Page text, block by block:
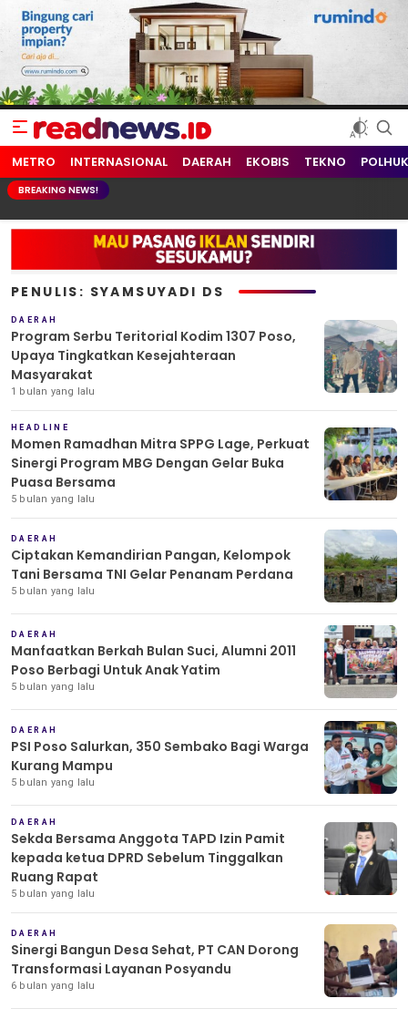
readnews.id
Berita Terkini, Update Terbaru Hari ini dari Indonesia dan Dunia
METRO INTERNASIONAL DAERAH EKOBIS TEKNO
BREAKING NEWS!
PENULIS: SYAMSUYADI DS
DAERAH
Program Serbu Teritorial Kodim 1307 Poso,
Upaya Tingkatkan Kesejahteraan
Masyarakat
1 bulan yang lalu
HEADLINE
Momen Ramadhan Mitra SPPG Lage, Perkuat
Sinergi Program MBG Dengan Gelar Buka
Puasa Bersama
5 bulan yang lalu
DAERAH
Ciptakan Kemandirian Pangan, Kelompok
Tani Bersama TNI Gelar Penanam Perdana
5 bulan yang lalu
DAERAH
Manfaatkan Berkah Bulan Suci, Alumni 2011
Poso Berbagi Untuk Anak Yatim
5 bulan yang lalu
DAERAH
PSI Poso Salurkan, 350 Sembako Bagi Warga
Kurang Mampu
5 bulan yang lalu
DAERAH
Sekda Bersama Anggota TAPD Izin Pamit
kepada ketua DPRD Sebelum Tinggalkan
Ruang Rapat
5 bulan yang lalu
DAERAH
Sinergi Bangun Desa Sehat, PT CAN Dorong
Transformasi Layanan Posyandu
6 bulan yang lalu